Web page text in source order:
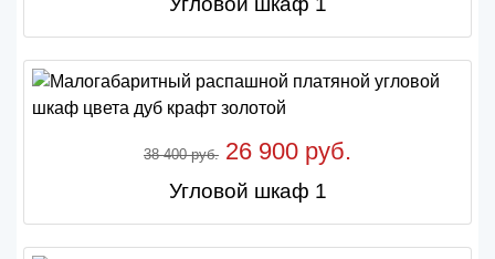
38 400 руб. 26 900 руб.
Угловой шкаф 1